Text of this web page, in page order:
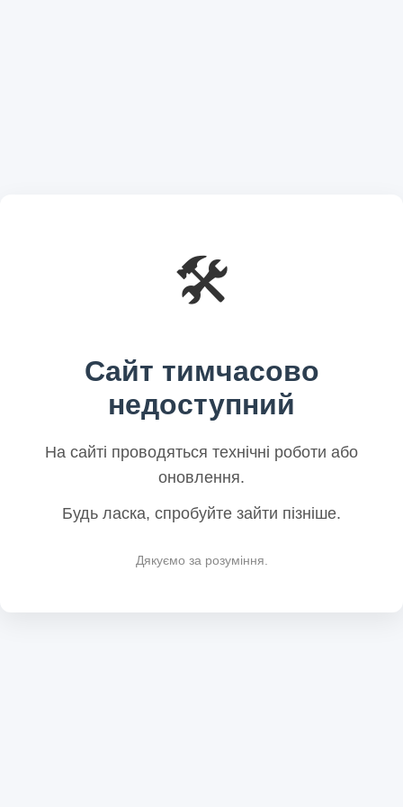
🛠️
Сайт тимчасово
недоступний
На сайті проводяться технічні роботи або
оновлення.
Будь ласка, спробуйте зайти пізніше.
Дякуємо за розуміння.